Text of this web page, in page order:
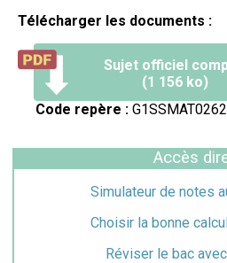
Télécharger les documents :
Sujet officiel
(1 156 ko)
Code repère :
Accès
Simulateur de notes
Choisir la bonne
Réviser le bac